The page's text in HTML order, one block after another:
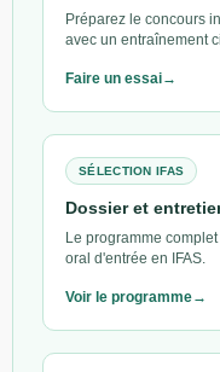
Préparez le concours
avec un entraînement
Faire un essai
SÉLECTION IFAS
Dossier et
Le programme
oral d'entrée en IFAS.
Voir le programme